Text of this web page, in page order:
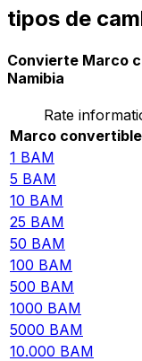
tipos de
Convierte Marco
Namibia
Rate
Marco
1 BAM
5 BAM
10 BAM
25 BAM
50 BAM
100 BAM
500 BAM
1000 BAM
5000 BAM
10.000 BAM